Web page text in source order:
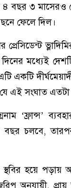
বছর ৩ মাসেরও
ফেলে দিল।
প্রেসিডেন্ট
মধ্যেই
একটি
এই সংঘাত এতটা
‘ফ্রান্স’
চলবে,
স্থবির হয়ে
অনুযায়ী, প্রায়